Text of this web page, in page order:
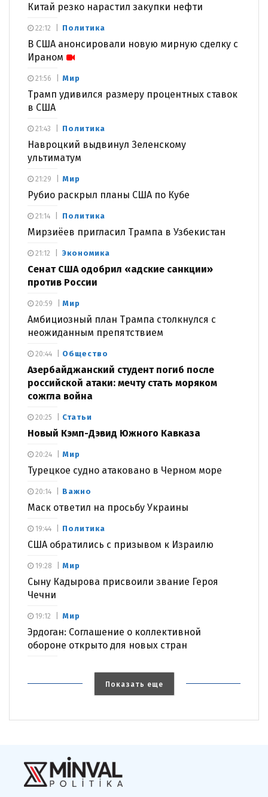
Китай резко нарастил закупки нефти
Политика
В США анонсировали новую мирную сделку с
Ираном
22:12
Мир
Трамп удивился размеру процентных ставок
в США
21:56
Политика
Навроцкий выдвинул Зеленскому
ультиматум
21:43
Мир
Рубио раскрыл планы США по Кубе
21:29
Политика
Мирзиёев пригласил Трампа в Узбекистан
21:14
Экономика
Сенат США одобрил «адские санкции»
против России
21:12
Мир
Амбициозный план Трампа столкнулся с
неожиданным препятствием
20:59
Общество
Азербайджанский студент погиб после
российской атаки: мечту стать моряком
сожгла война
20:44
Статьи
Новый Кэмп-Дэвид Южного Кавказа
20:25
Мир
Турецкое судно атаковано в Черном море
20:24
Важно
Маск ответил на просьбу Украины
20:14
Политика
США обратились с призывом к Израилю
19:44
Мир
Сыну Кадырова присвоили звание Героя
Чечни
19:28
Мир
Эрдоган: Соглашение о коллективной
обороне открыто для новых стран
19:12
Показать еще